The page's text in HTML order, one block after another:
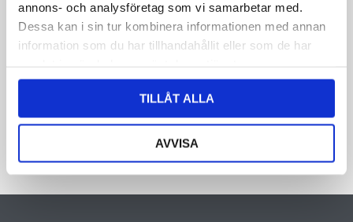
annons- och analysföretag som vi samarbetar med.
Dessa kan i sin tur kombinera informationen med annan
information som du har tillhandahållit eller som de har
TILLÅT ALLA
AVVISA
about you. Read more about how we process your personal data
in our privacy policy.